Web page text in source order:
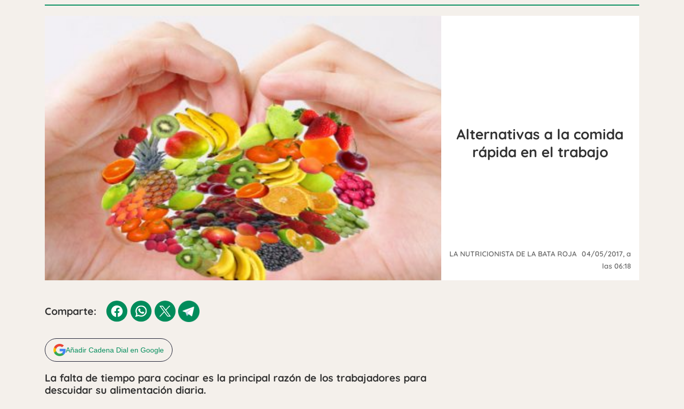
Alternativas a la comida
rápida en el trabajo
LA NUTRICIONISTA DE LA BATA ROJA 04/05/2017, a
las 06:18
Comparte:
Añadir Cadena Dial en Google
La falta de tiempo para cocinar es la principal razón de los trabajadores para
descuidar su alimentación diaria.